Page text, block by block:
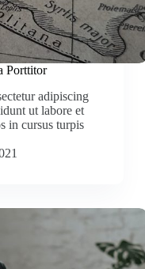
Porttitor
adipiscing
ut labore et
in cursus turpis